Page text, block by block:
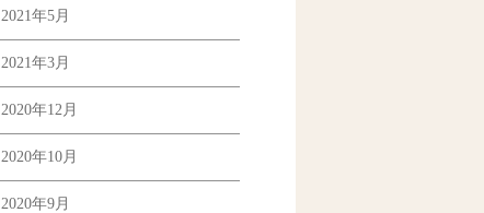
2021年5月
2021年3月
2020年12月
2020年10月
2020年9月